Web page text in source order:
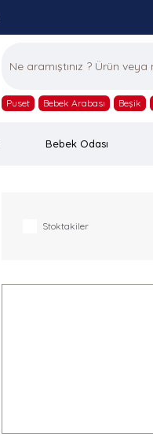
Puset Bebek Arabası Beşik
Bebek Odası
Stoktakiler